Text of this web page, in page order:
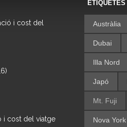
i cost del
i cost del viatge
ETIQUETES
Austràlia
Dubai
Illa Nord
Japó
Mt. Fuji
Nova York